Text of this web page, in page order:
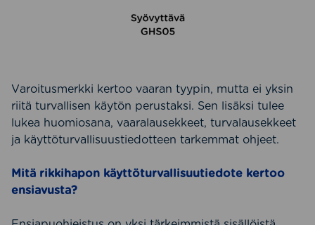
Varoitusmerkki kertoo vaaran tyypin, mutta ei yksin
riitä turvallisen käytön perustaksi. Sen lisäksi tulee
lukea huomiosana, vaaralausekkeet, turvalausekkeet
ja käyttöturvallisuustiedotteen tarkemmat ohjeet.
Mitä rikkihapon käyttöturvallisuutiedote kertoo
ensiavusta?